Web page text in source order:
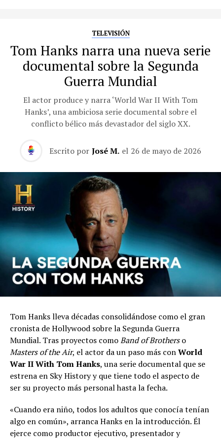
TELEVISIÓN
Tom Hanks narra una nueva serie
documental sobre la Segunda
Guerra Mundial
El actor produce y narra ‘World War II With Tom
Hanks’, una ambiciosa serie documental sobre el
conflicto bélico más devastador del siglo XX.
Escrito por José M. el 26 de mayo de 2026
Tom Hanks lleva décadas consolidándose como el gran
cronista de Hollywood sobre la Segunda Guerra
Mundial. Tras proyectos comoBand of Brotherso
Masters of the Air, el actor da un paso más conWorld
War II With Tom Hanks, una serie documental que se
estrena en Sky History y que tiene todo el aspecto de
ser su proyecto más personal hasta la fecha.
«Cuando era niño, todos los adultos que conocía tenían
algo en común», arranca Hanks en la introducción. Él
ejerce como productor ejecutivo, presentador y